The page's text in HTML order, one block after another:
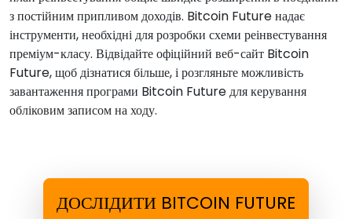
з постійним припливом доходів. Bitcoin Future надає
інструменти, необхідні для розробки схеми реінвестування
преміум-класу. Відвідайте офіційний веб-сайт Bitcoin
Future, щоб дізнатися більше, і розгляньте можливість
завантаження програми Bitcoin Future для керування
обліковим записом на ходу.
ДОСЛІДИТИ BITCOIN FUTURE